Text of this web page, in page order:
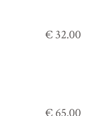
€ 32.00
€ 65.00